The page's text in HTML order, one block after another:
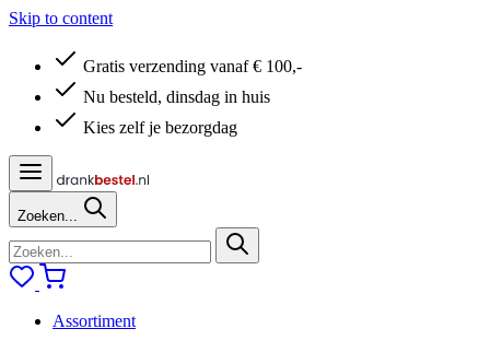
Skip to content
Gratis verzending vanaf € 100,-
Nu besteld, dinsdag in huis
Kies zelf je bezorgdag
Zoeken...
Assortiment